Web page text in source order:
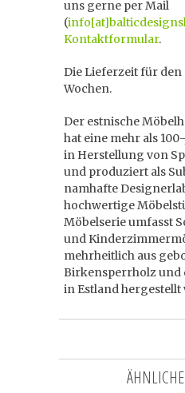
uns gerne per Mail
(
Kontaktformular.
Die Lieferzeit für den
Wochen.
Der estnische
hat eine mehr als
in Herstellung von
und produziert als
namhafte
hochwertige
Möbelserie umfasst
und
mehrheitlich aus
Birkensperrholz und
in Estland hergestellt